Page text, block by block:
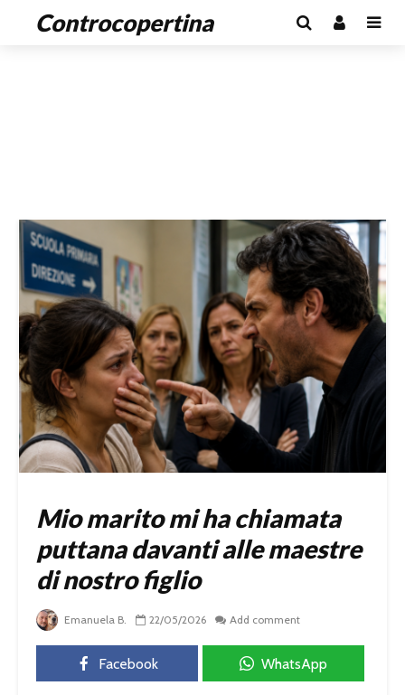
Controcopertina
Mio marito mi ha chiamata
puttana davanti alle maestre
di nostro figlio
Emanuela B. 22/05/2026 Add comment
Facebook WhatsApp